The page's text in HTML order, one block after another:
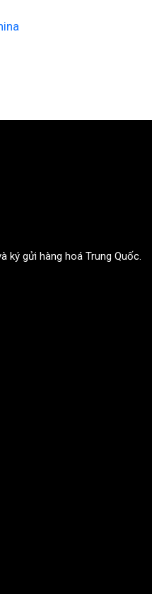
ký gửi hàng hoá Trung Quốc.